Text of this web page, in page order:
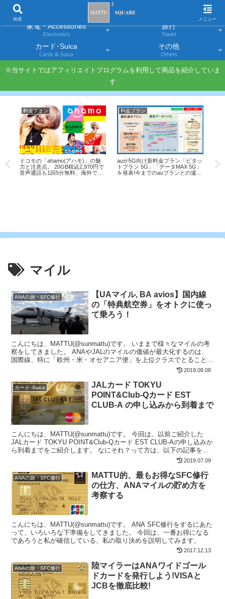
家電・Accessories
Electronics
旅行
Travel
カード･Suica
Cards & Suica
その他
Others
※当サイトではアフィリエイトプログラムを利用して商品を紹介していま
す
料金プラン
ドコモの「ahamo(アハモ)」の魅
力と注意点。 20GB税込2,970円で
音声通話も1回5分無料、海外でも
料金プラン
auが5G向け新料金プラン「ピタッ
トプラン 5G」「データMAX 5G」
を発表!今までのauプランとの違い
を
マイル
ANAの旅・SFC修行
【UAマイル, BA avios】国内線
の「特典航空券」をオトクに使っ
て乗ろう！
こんにちは、MATTU(@sunmattu)です。 いままで様々なマイルの考
察をしてきました。 ANAやJALのマイルの価値が最大化するのは、
国際線、特に「欧州・米・オセアニア便」を上位クラスでとることで
2019.08.08
カード･Suica
JALカード TOKYU
POINT&Club-Qカード EST
CLUB-A の申し込みから到着まで
こんにちは、MATTU(@sunmattu)です。 今回は、以前ご紹介した
JALカード TOKYU POINT&Club-Qカード EST CLUB-Aの申し込みか
ら到着までをご紹介します。 なにそれ？って方は、以下の記事を先
2019.07.09
ANAの旅・SFC修行
MATTU的、最もお得なSFC修行
の仕方、ANAマイルの貯め方を
考察する
こんにちは、MATTU(@sunmattu)です。 ANA SFC修行をするにあた
って、いろいろな下準備をしてきました。 今回は、一番お得になる
であろうと私が確信している、私の取り決めを説明してみます。
2017.12.13
ANAの旅・SFC修行
陸マイラーはANAワイドゴール
ドカードを発行しよう!VISAと
JCBを徹底比較!
検索 メニュー